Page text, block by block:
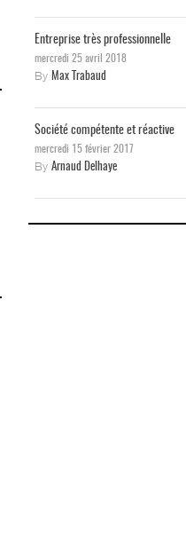
Entreprise très professionnelle
mercredi 25 avril 2018
By Max Trabaud
Société compétente et réactive
mercredi 15 février 2017
By Arnaud Delhaye